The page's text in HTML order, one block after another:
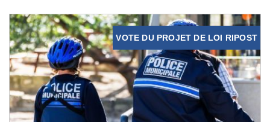
VOTE DU PROJET DE LOI RIPOST